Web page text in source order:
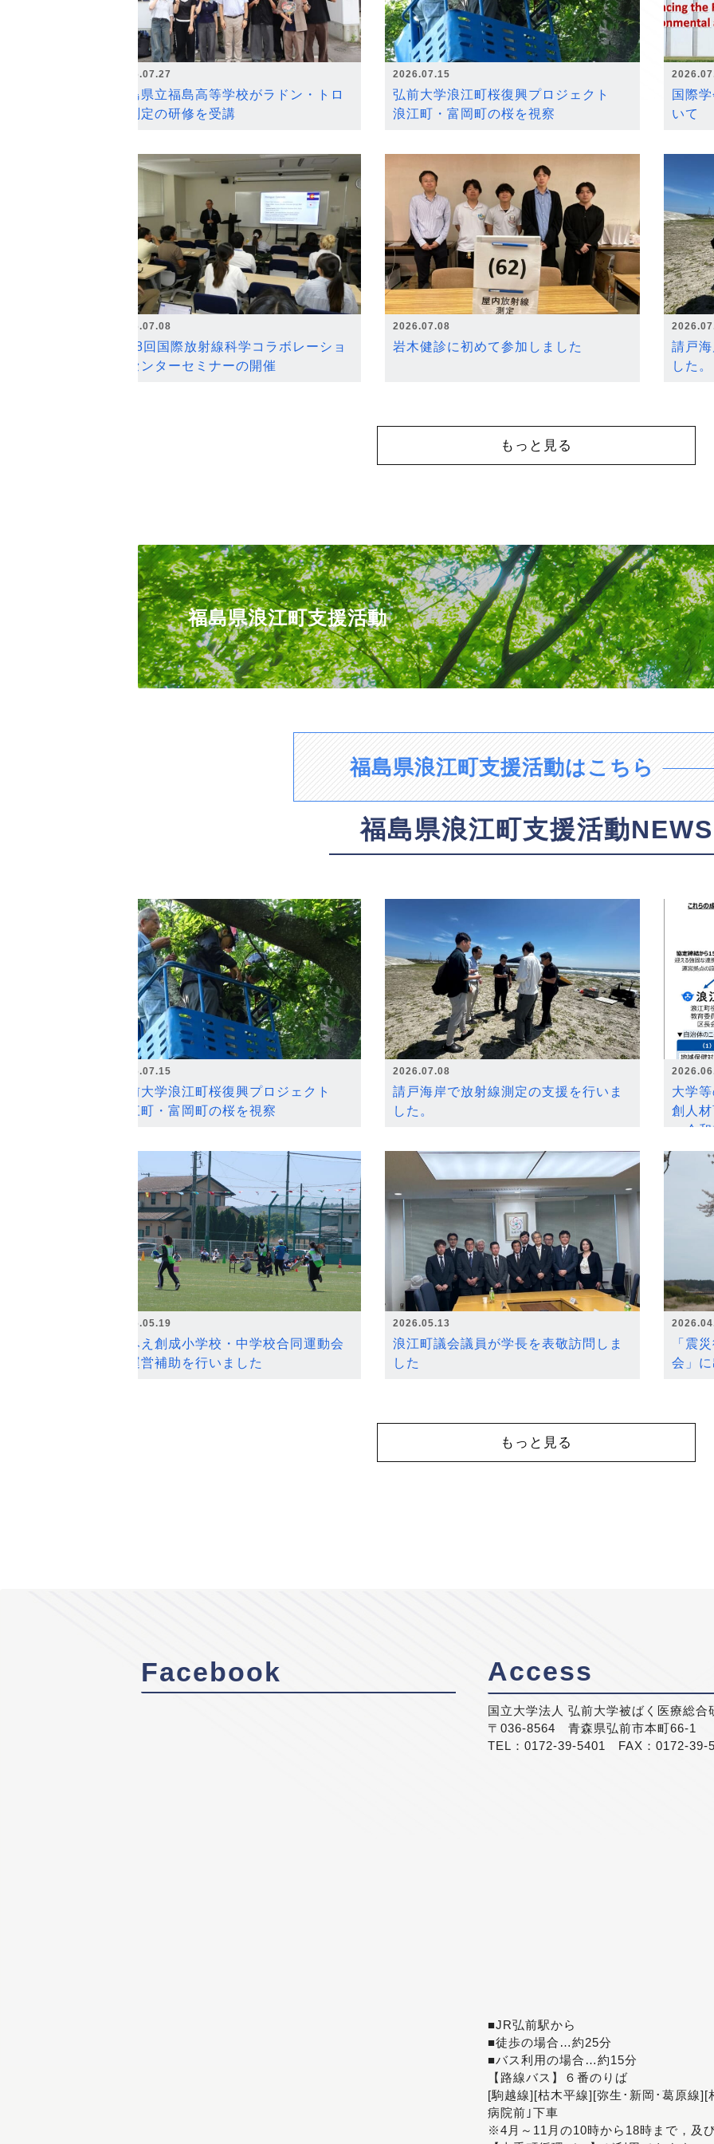
2026.07.27
福島県立福島高等学校がラドン・トロ
ン測定の研修を受講
2026.07.15
弘前大学浪江町桜復興プロジェクト
浪江町・富岡町の桜を視察
国際
いて
2026.07.08
第18回国際放射線科学コラボレーショ
ンセンターセミナーの開催
2026.07.08
岩木健診に初めて参加しました
請戸
した。
もっと見る
福島県浪江町支援活動
福島県浪江町支援活動はこちら
福島県浪江町支援活動NEWS
2026.07.15
弘前大学浪江町桜復興プロジェクト
浪江町・富岡町の桜を視察
2026.07.08
請戸海岸で放射線測定の支援を行いま
した。
大学
創人
～令
2026.05.19
なみえ創成小学校・中学校合同運動会
の運営補助を行いました
2026.05.13
浪江町議会議員が学長を表敬訪問しま
した
「震
会」
もっと見る
Facebook Access
国立大学法人 弘前大学被ばく医療総合
〒036-8564 青森県弘前市本町66-1
TEL：0172-39-5401 FAX：0172-39-
■JR弘前駅から
■徒歩の場合…約25分
■バス利用の場合…約15分
【路線バス】６番のりば
[駒越線][枯木平線][弥生･新岡･葛原線
病院前｣下車
※4月～11月の10時から18時まで，及